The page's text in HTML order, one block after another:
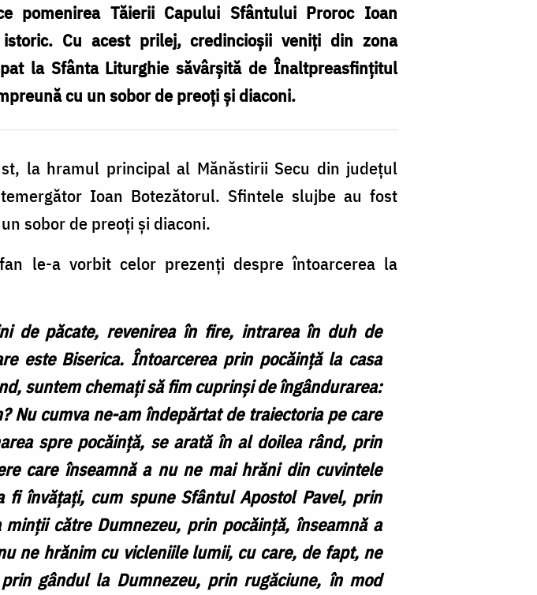
Tăierii Capului Sfântului Proroc Ioan
Cu acest prilej, credincioșii veniți din zona
la Sfânta Liturghie săvârșită de Înaltpreasfințitul
cu un sobor de preoți și diaconi.
la hramul principal al Mănăstirii Secu din județul
Ioan Botezătorul. Sfintele slujbe au fost
sobor de preoți și diaconi.
le-a vorbit celor prezenți despre întoarcerea la
de păcate, revenirea în fire, intrarea în duh de
este Biserica. Întoarcerea prin pocăință la casa
suntem chemați să fim cuprinși de îngândurarea:
Nu cumva ne-am îndepărtat de traiectoria pe care
spre pocăință, se arată în al doilea rând, prin
care înseamnă a nu ne mai hrăni din cuvintele
învățați, cum spune Sfântul Apostol Pavel, prin
către Dumnezeu, prin pocăință, înseamnă a
ne hrănim cu vicleniile lumii, cu care, de fapt, ne
gândul la Dumnezeu, prin rugăciune, în mod